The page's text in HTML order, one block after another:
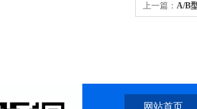
上一篇： A/B
网站首页